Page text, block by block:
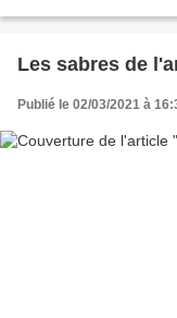
Les sabres de
Publié le 02/03/2021 à